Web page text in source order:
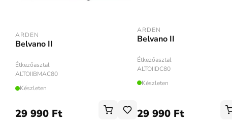
ARDEN
Belvano II
Étkezőasztal
ALTOIIBMAC80
Készleten
29 990 Ft
ARDEN
Belvano II
Étkezőasztal
ALTOIIDC80
Készleten
29 990 Ft